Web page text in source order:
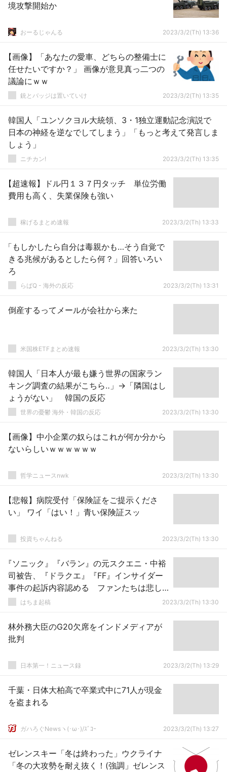
境攻撃開始か
おーるじゃんる 2023/3/2(Th) 13:36
【画像】「あなたの愛車、どちらの整備士に
任せたいですか？」 画像が意見真っ二つの
議論にｗｗ
銃とバッジは置いていけ 2023/3/2(Th) 13:35
韓国人「ユンソクヨル大統領、3・1独立運動記念演説で
日本の神経を逆なでしてしまう」「もっと考えて発言しま
しょう」
ニチカン! 2023/3/2(Th) 13:35
【超速報】ドル円１３７円タッチ 単位労働
費用も高く、失業保険も強い
稼げるまとめ速報 2023/3/2(Th) 13:33
「もしかしたら自分は毒親かも…そう自覚で
きる兆候があるとしたら何？」回答いろい
ろ
らばQ - 海外の反応 2023/3/2(Th) 13:31
倒産するってメールが会社から来た
米国株ETFまとめ速報 2023/3/2(Th) 13:30
韓国人「日本人が最も嫌う世界の国家ラン
キング調査の結果がこちら‥」→「隣国はし
ょうがない」 韓国の反応
世界の憂鬱 海外・韓国の反応 2023/3/2(Th) 13:30
【画像】中小企業の奴らはこれが何か分から
ないらしいｗｗｗｗｗｗ
哲学ニュースnwk 2023/3/2(Th) 13:30
【悲報】病院受付「保険証をご提示くださ
い」 ワイ「はい！」青い保険証スッ
投資ちゃんねる 2023/3/2(Th) 13:30
『ソニック』『バラン』の元スクエニ・中裕
司被告、『ドラクエ』『FF』インサイダー
事件の起訴内容認める ファンたちは悲し
みの声はちま起稿 2023/3/2(Th) 13:30
林外務大臣のG20欠席をインドメディアが
批判
日本第一！ニュース録 2023/3/2(Th) 13:29
千葉・日体大柏高で卒業式中に71人が現金
を盗まれる
ガハろぐNewsヽ(･ω･)/ｽﾞｺｰ 2023/3/2(Th) 13:27
ゼレンスキー「冬は終わった」ウクライナ
「冬の大攻勢を耐え抜く！(強調」ゼレンス